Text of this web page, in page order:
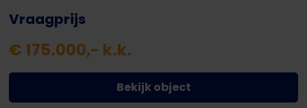
Vraagprijs
€ 175.000,- k.k.
Bekijk object